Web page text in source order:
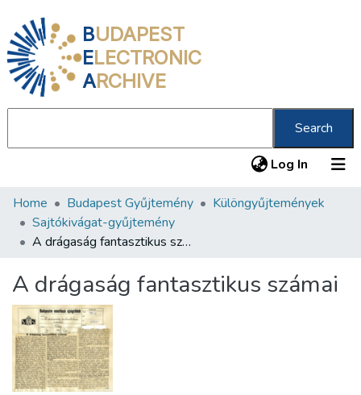
BUDAPEST
ELECTRONIC
ARCHIVE
Search
Log In (current)
Communities & Collections
All of DSpace
About us
Home Budapest Gyűjtemény
Különgyűjtemények
Sajtókivágat-gyűjtemény
A drágaság fantasztikus számai
A drágaság fantasztikus számai